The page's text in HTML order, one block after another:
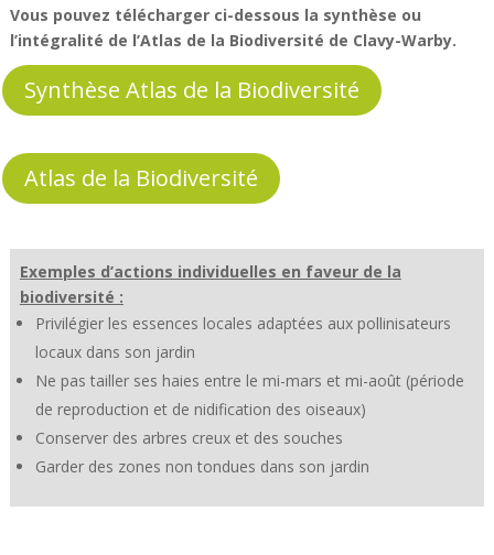
Vous pouvez télécharger ci-dessous la synthèse ou
l’intégralité de l’Atlas de la Biodiversité de Clavy-Warby.
Synthèse Atlas de la Biodiversité
Atlas de la Biodiversité
Exemples d’actions individuelles en faveur de la
biodiversité :
Privilégier les essences locales adaptées aux pollinisateurs
locaux dans son jardin
Ne pas tailler ses haies entre le mi-mars et mi-août (période
de reproduction et de nidification des oiseaux)
Conserver des arbres creux et des souches
Garder des zones non tondues dans son jardin